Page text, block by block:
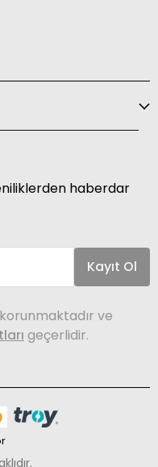
haberdar
Kayıt Ol
ve
geçerlidir.